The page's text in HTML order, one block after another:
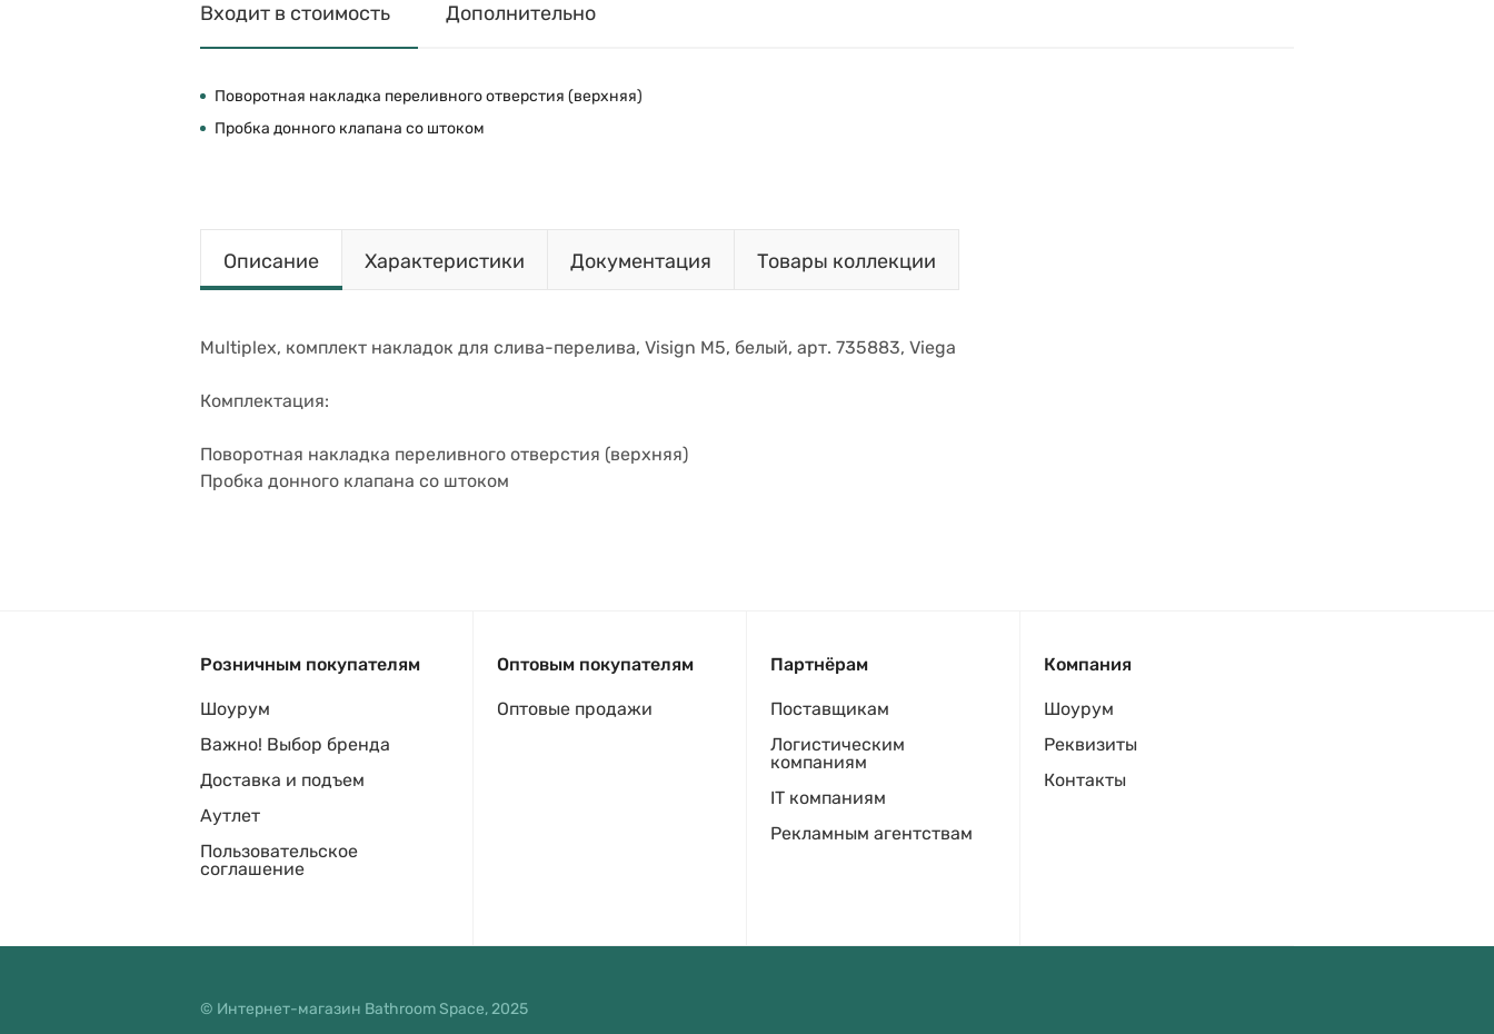
Входит в стоимость Дополнительно
Поворотная накладка переливного отверстия (верхняя)
Пробка донного клапана со штоком
Описание Характеристики Документация Товары коллекции
Multiplex, комплект накладок для слива-перелива, Visign M5, белый, арт. 735883, Viega
Комплектация:
Поворотная накладка переливного отверстия (верхняя)
Пробка донного клапана со штоком
Розничным покупателям
Шоурум
Важно! Выбор бренда
Доставка и подъем
Аутлет
Пользовательское
соглашение
Оптовым покупателям
Оптовые продажи
Партнёрам
Поставщикам
Логистическим
компаниям
IT компаниям
Рекламным агентствам
Компания
Шоурум
Реквизиты
Контакты
© Интернет-магазин Bathroom Space, 2025